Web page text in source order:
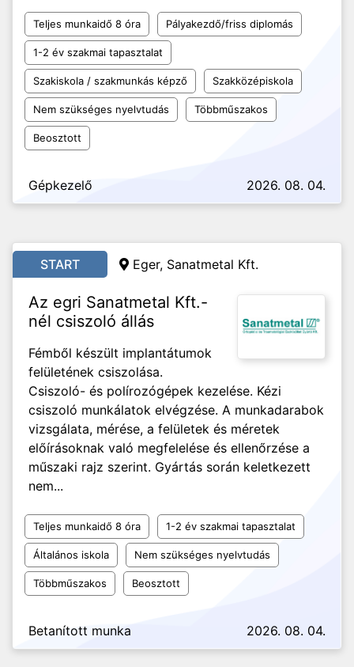
Teljes munkaidő 8 óra Pályakezdő/friss diplomás
1-2 év szakmai tapasztalat
Szakiskola / szakmunkás képző Szakközépiskola
Nem szükséges nyelvtudás Többműszakos
Beosztott
Gépkezelő 2026. 08. 04.
START Eger, Sanatmetal Kft.
Az egri Sanatmetal Kft.-
nél csiszoló állás
Fémből készült implantátumok
felületének csiszolása.
Csiszoló- és polírozógépek kezelése. Kézi
csiszoló munkálatok elvégzése. A munkadarabok
vizsgálata, mérése, a felületek és méretek
előírásoknak való megfelelése és ellenőrzése a
műszaki rajz szerint. Gyártás során keletkezett
nem...
Teljes munkaidő 8 óra 1-2 év szakmai tapasztalat
Általános iskola Nem szükséges nyelvtudás
Többműszakos Beosztott
Betanított munka 2026. 08. 04.